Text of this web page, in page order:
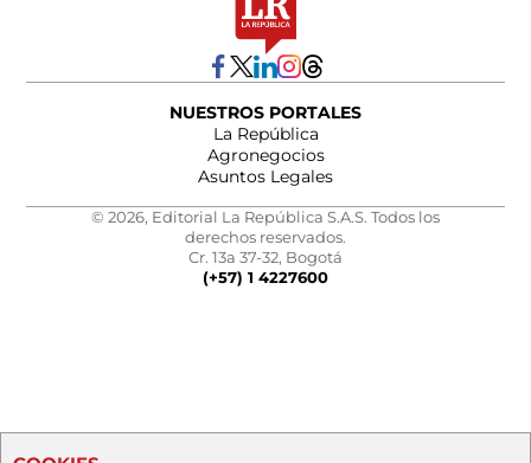
NUESTROS PORTALES
La República
Agronegocios
Asuntos Legales
© 2026, Editorial La República S.A.S. Todos los
derechos reservados.
Cr. 13a 37-32, Bogotá
(+57) 1 4227600